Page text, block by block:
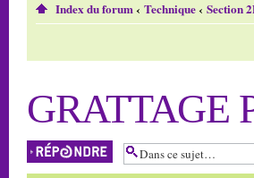
Index du forum‹ Technique‹ Section
GRATTAGE
Répondre